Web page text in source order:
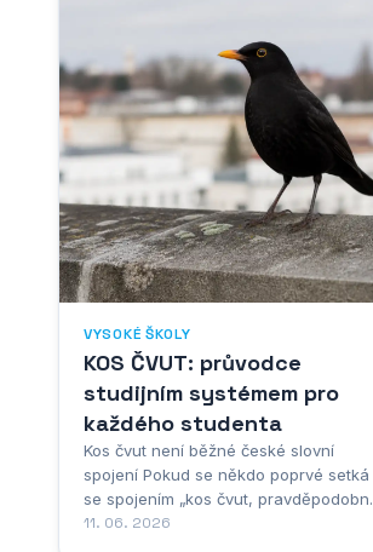
VYSOKÉ ŠKOLY
KOS ČVUT: průvodce
studijním systémem pro
každého studenta
Kos čvut není běžné české slovní
spojení Pokud se někdo poprvé setká
se spojením „kos čvut,
si nebude vědět rady s tím, co vlastně
11. 06. 2026